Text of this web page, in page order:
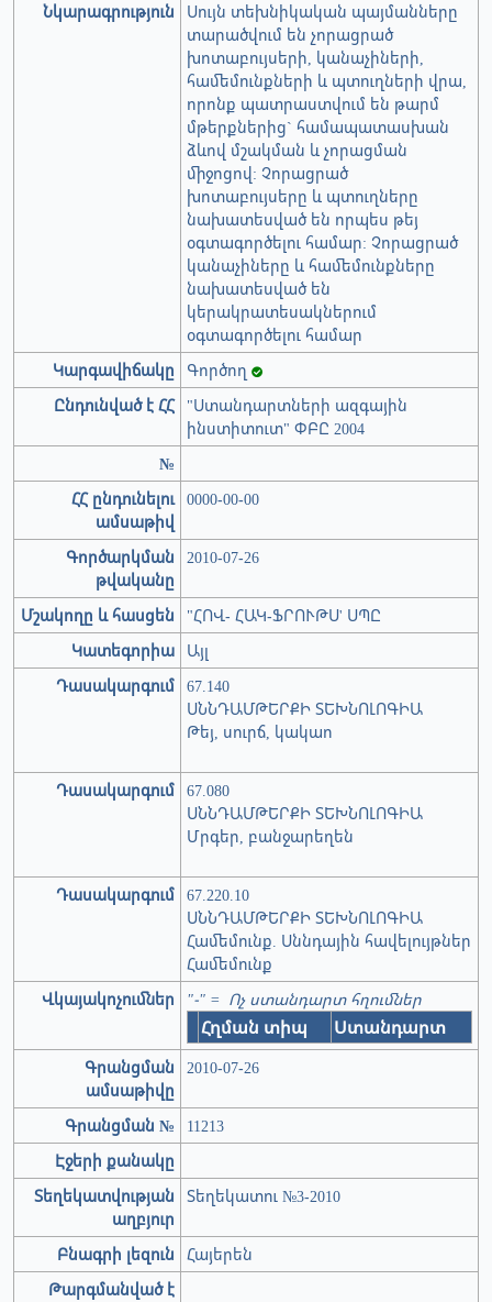
Նկարագրություն
Սույն տեխնիկական պայմանները
տարածվում են չորացրած
խոտաբույսերի, կանաչիների,
համեմունքների և պտուղների վրա,
որոնք պատրաստվում են թարմ
մթերքներից` համապատասխան
ձևով մշակման և չորացման
միջոցով: Չորացրած
խոտաբույսերը և պտուղները
նախատեսված են որպես թեյ
օգտագործելու համար: Չորացրած
կանաչիները և համեմունքները
նախատեսված են
կերակրատեսակներում
օգտագործելու համար
Կարգավիճակը
Գործող
Ընդունված է ՀՀ
"Ստանդարտների ազգային
ինստիտուտ" ՓԲԸ 2004
№
ՀՀ ընդունելու
ամսաթիվ
0000-00-00
Գործարկման
թվականը
2010-07-26
Մշակողը և հասցեն
"ՀՈՎ- ՀԱԿ-ՖՐՈՒԹՍ' ՍՊԸ
Կատեգորիա
Այլ
Դասակարգում 67.140
ՍՆՆԴԱՄԹԵՐՔԻ ՏԵԽՆՈԼՈԳԻԱ
Թեյ, սուրճ, կակաո
Դասակարգում 67.080
ՍՆՆԴԱՄԹԵՐՔԻ ՏԵԽՆՈԼՈԳԻԱ
Մրգեր, բանջարեղեն
Դասակարգում 67.220.10
ՍՆՆԴԱՄԹԵՐՔԻ ՏԵԽՆՈԼՈԳԻԱ
Համեմունք. Սննդային հավելույթներ
Համեմունք
Վկայակոչումներ
"-" = Ոչ ստանդարտ հղումներ
Հղման տիպ Ստանդարտ
Գրանցման
ամսաթիվը
2010-07-26
Գրանցման №
11213
Էջերի քանակը
Տեղեկատվության
աղբյուր
Տեղեկատու №3-2010
Բնագրի լեզուն
Հայերեն
Թարգմանված է